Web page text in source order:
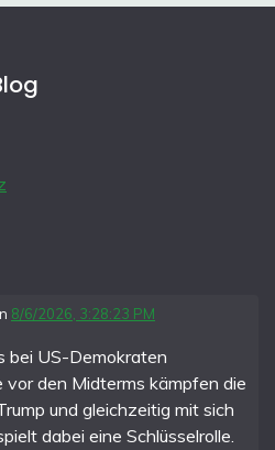
8/6/2026, 3:28:23 PM
bei US-Demokraten
den Midterms kämpfen die
und gleichzeitig mit sich
dabei eine Schlüsselrolle.